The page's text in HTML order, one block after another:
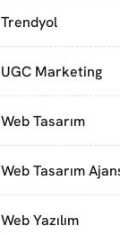
Trendyol
UGC Marketing
Web Tasarım
Web Tasarım
Web Yazılım